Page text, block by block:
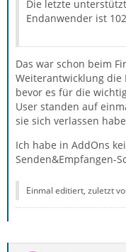
Die letzte
Endanwender ist
Das war schon beim
Weiterantwicklung
bevor es für die
User standen auf
sie sich verlassen
Ich habe in AddOns
Senden&Empfangen-
Einmal editiert, zuletzt